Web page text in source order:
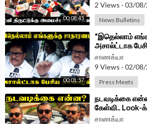
00:08:45
2 Views · 03/
News Bulletins
00:01:57
⁣“இதெல்லாம்
அசால்ட்டாக
சாணக்யா
9 Views · 02/
Press Meets
⁣நடவடிக்கை
கேள்வி.. Look-
Srinath
சாணக்யா